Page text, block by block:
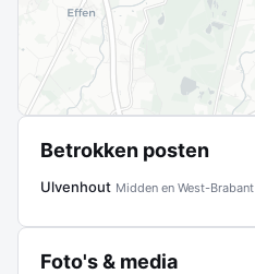
Betrokken posten
Ulvenhout Midden en West-Brabant
Foto's & media